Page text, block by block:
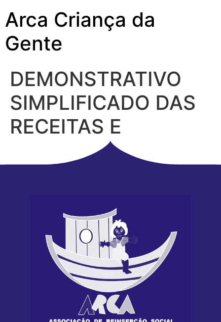
Arca Criança da
Gente
DEMONSTRATIVO
SIMPLIFICADO DAS
RECEITAS E
DESPESAS 2024